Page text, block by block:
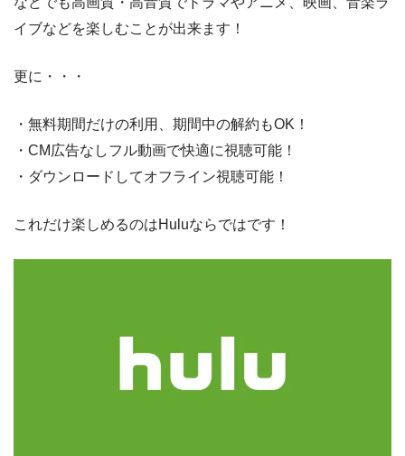
イブなどを楽しむことが出来ます！
更に・・・
・無料期間だけの利用、期間中の解約もOK！
・CM広告なしフル動画で快適に視聴可能！
・ダウンロードしてオフライン視聴可能！
これだけ楽しめるのはHuluならではです！